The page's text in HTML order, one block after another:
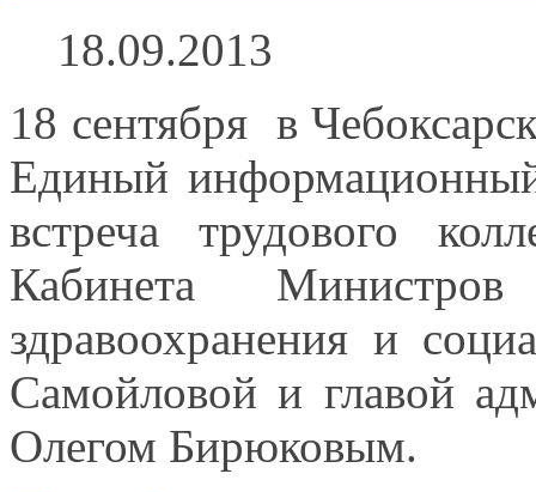
18.09.2013
18 сентября в
Единый информационный
встреча трудового
Кабинета
здравоохранения и
Самойловойи главой
Олегом Бирюковым.